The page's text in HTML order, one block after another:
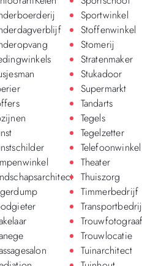
Sportwinkel
Stoffenwinkel
Stomerij
Stratenmaker
Stukadoor
Supermarkt
Tandarts
Tegels
Tegelzetter
Telefoonwinkel
Theater
Thuiszorg
Timmerbedrijf
Trouwlocatie
Tuinarchitect